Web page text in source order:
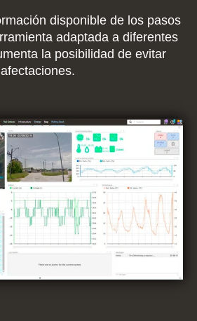
disponible de los pasos
adaptada a diferentes
la posibilidad de evitar